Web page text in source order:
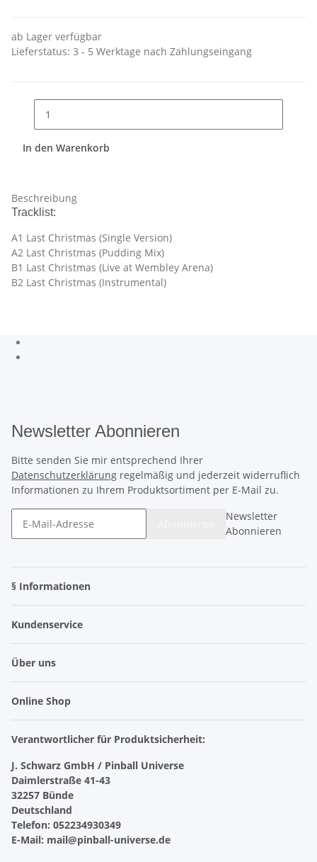
ab Lager verfügbar
Lieferstatus: 3 - 5 Werktage nach Zahlungseingang
In den Warenkorb
Beschreibung
Tracklist:
A1 Last Christmas (Single Version)
A2 Last Christmas (Pudding Mix)
B1 Last Christmas (Live at Wembley Arena)
B2 Last Christmas (Instrumental)
Newsletter Abonnieren
Bitte senden Sie mir entsprechend Ihrer
Datenschutzerklärung regelmäßig und jederzeit widerruflich
Informationen zu Ihrem Produktsortiment per E-Mail zu.
Newsletter
Abonnieren
§ Informationen
Kundenservice
Über uns
Online Shop
Verantwortlicher für Produktsicherheit:
J. Schwarz GmbH / Pinball Universe
Daimlerstraße 41-43
32257 Bünde
Deutschland
Telefon: 052234930349
E-Mail: mail@pinball-universe.de